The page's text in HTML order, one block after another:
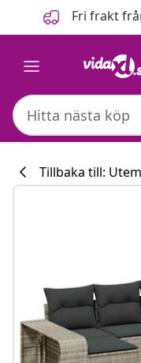
FöregåendeFri frakt
Tillbaka till: